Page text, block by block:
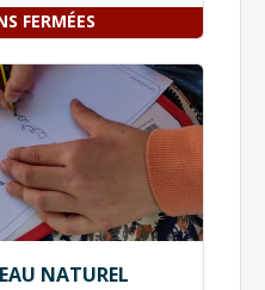
FERMÉES
NATUREL